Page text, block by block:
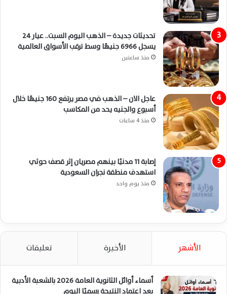
تحديثات جديدة – الذهب اليوم السبت.. عيار 24
يسجل 6966 جنيهًا وسط ترقب الأسواق العالمية
منذ ساعتين
عاجل الان – الذهب في مصر يرتفع 160 جنيهًا خلال
أسبوع والجنيه يحد من المكاسب
منذ 4 ساعات
إصابة 11 مدنيًا بينهم مصريان إثر قصف حوثي
استهدف منطقة نجران السعودية
منذ يوم واحد
الأشهر الأخيرة تعليقات
أسماء أوائل الثانوية العامة 2026 بالشعبة الأدبية
بعد اعتماد النتيجة رسميًا اليوم